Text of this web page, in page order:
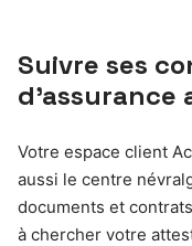
Suivre ses
Votre espace client
aussi le centre
documents et contrats
à chercher votre